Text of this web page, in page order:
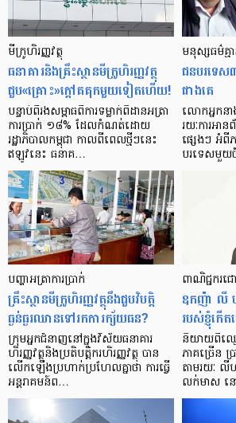
មីក្រូ​ហិរញ្ញវត្ថុ
ធនាគារ​និង​គ្រឹះស្ថាន​មីក្រូ​ហិរញ្ញវត្ថុ​
ជួប«គ្រោះ»ក្តៅ​គគុក​មួយ​ទៀត​ហើយ!
បន្ទាប់​ពី​រង​សម្ពាធ​​ពី​ការ​ទម្លាក់​ពិដាន​អត្រា​
ការ​ប្រាក់ ១៨​% ដែល​កំណត់​ដោយ​
រដ្ឋាភិបាល​កម្ពុជា កាល​ពី​ពេល​ថ្មីៗ​នេះ
ឥឡូវ​នេះ ធនាគ…
មនុស្ស​ធម៌​គ្ម
ជន​បរទេស​
ជាង​គេ
លោកអ្នក​នា
រយៈ​ការ​អាន​
ផ្សេងៗ អំពី​
បរទេស​មួ
បញ្ហា​អត្រា​ការប្រាក់
គ្រឹះស្ថាន​មីក្រូ​ហិរញ្ញវត្ថុ​នឹង​ជួប​វិបត្តិ​
ធ្ងន់ធ្ងរ​ឈាន​ទៅ​រក​ការ​ក្ស័យធន?
ក្រុម​អ្នក​ជំនាញ​នៅ​ក្នុង​វិស័យ​ធនាគារ
ហិរញ្ញវត្ថុ​និង​ប្រតិបត្តិករ​ហិរញ្ញ​វត្ថុ បាន​​
លើក​ឡើង​ប្រហាក់​ប្រហែល​គ្នា​ថា ការ​ធ្វើ​
អន្តរាគមន៍​ព…
ពាណិជ្ជករ
ឧកញ៉ា លី
របស់ខ្ញុំកើ
និយាយ​ពី​ឈ្ម
ភាគ​ច្រើន
តាមរយៈ លី
លក់​មាស នៅ​